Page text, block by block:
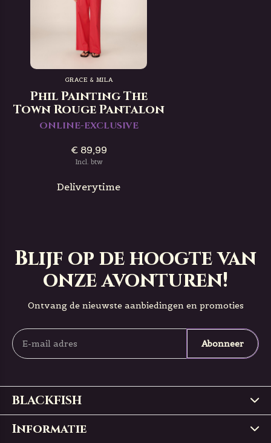
GRACE & MILA
Phil Painting The
Town Rouge Pantalon
ONLINE-EXCLUSIVE
€ 89,99
Incl. btw
Deliverytime
Blijf op de hoogte van
onze avonturen!
Ontvang de nieuwste aanbiedingen en promoties
Abonneer
BLACKFISH
Informatie